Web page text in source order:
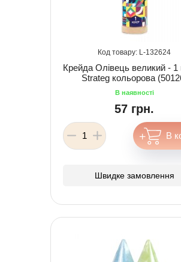
132624
Крейда Олівець великий - 1
Strateg кольорова
57 грн.
Швидке замовлення